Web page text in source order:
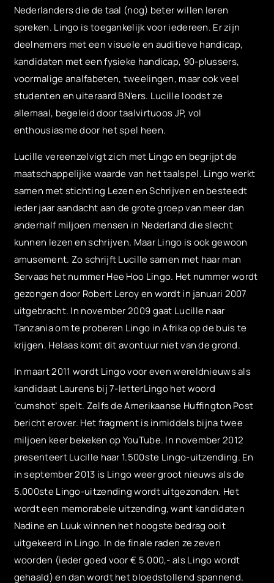
Nederlanders die de taal (nog) beter willen leren
spreken. Lingo is toegankelijk voor iedereen. Er zijn
deelnemers met een visuele en auditieve handicap,
kandidaten met een fysieke handicap, 90-plussers,
voormalige analfabeten, tweelingen, maar ook veel
studenten en uiteraard BN’ers. Lucille loodst ze
allemaal, begeleid door taalvirtuoos JP, vol
enthousiasme door het spel heen.
Lucille vereenzelvigt zich met Lingo en begrijpt de
maatschappelijke waarde van het taalspel. Lingo werkt
samen met stichting Lezen en Schrijven en besteedt
ieder jaar aandacht aan de grote groep van meer dan
anderhalf miljoen mensen in Nederland die slecht
kunnen lezen en schrijven. Maar Lingo is ook gewoon
amusement. Zo schrijft Lucille samen met haar man
Servaas het nummer Hee Hoo Lingo. Het nummer wordt
gezongen door Robert Leroy en wordt in januari 2007
uitgebracht. In november 2009 gaat Lucille naar
Tanzania om te proberen Lingo in Afrika op de buis te
krijgen. Helaas komt dit avontuur niet van de grond.
In maart 2011 wordt Lingo voor even wereldnieuws als
kandidaat Laurens bij 7-letterLingo het woord
‘cumshot’ spelt. Zelfs de Amerikaanse Huffington Post
bericht erover. Het fragment is inmiddels bijna twee
miljoen keer bekeken op YouTube. In november 2012
presenteert Lucille haar 1.500ste Lingo-uitzending. En
in september 2013 is Lingo weer groot nieuws als de
5.000ste Lingo-uitzending wordt uitgezonden. Het
wordt een memorabele uitzending, want kandidaten
Nadine en Luuk winnen het hoogste bedrag ooit
uitgekeerd in Lingo. In de finale raden ze zeven
woorden (ieder goed voor € 5.000,- als Lingo wordt
gehaald) en dan wordt het bloedstollend spannend.